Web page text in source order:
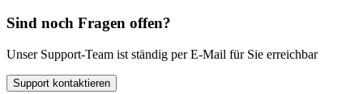
Sind noch Fragen offen?
Unser Support-Team ist ständig per E-Mail für Sie erreichbar
Support kontaktieren